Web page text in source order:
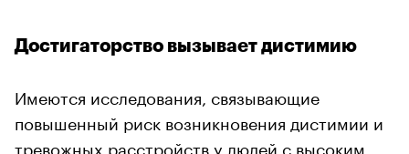
Достигаторство вызывает дистимию
Имеются исследования, связывающие
повышенный риск возникновения дистимии и
тревожных расстройств у людей с высоким